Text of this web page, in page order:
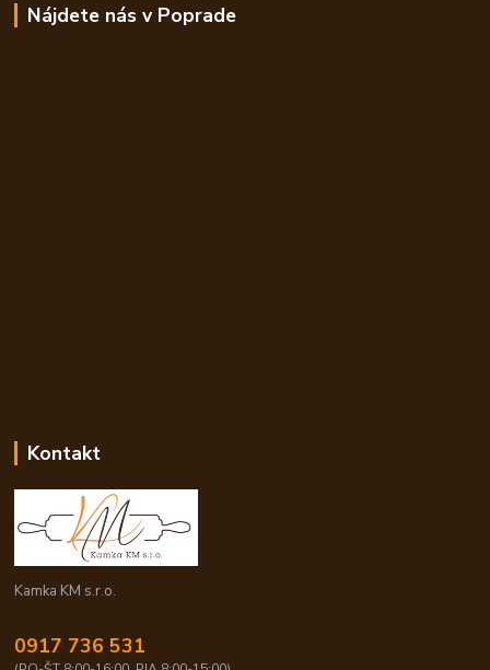
Nájdete nás v Poprade
Kontakt
Kamka KM s.r.o.
0917 736 531